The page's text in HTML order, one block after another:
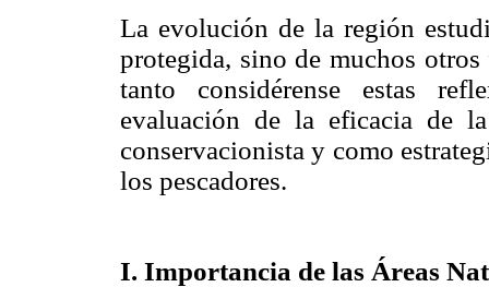
La evolución de la región
protegida, sino de muchos
tanto considérense estas
evaluación de la eficacia de
conservacionista y como
los pescadores.
I. Importancia de las Áreas